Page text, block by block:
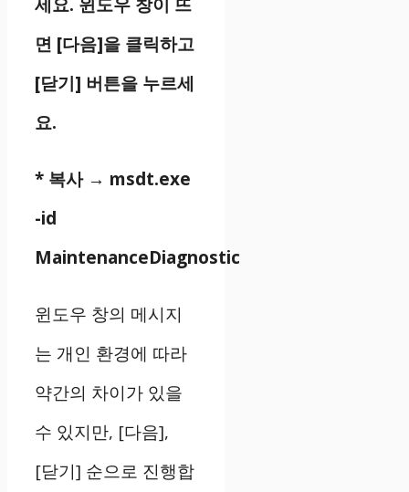
세요. 윈도우 창이 뜨
면 [다음]을 클릭하고
[닫기] 버튼을 누르세
요.
* 복사 → msdt.exe
-id
MaintenanceDiagnostic
윈도우 창의 메시지
는 개인 환경에 따라
약간의 차이가 있을
수 있지만, [다음],
[닫기] 순으로 진행합